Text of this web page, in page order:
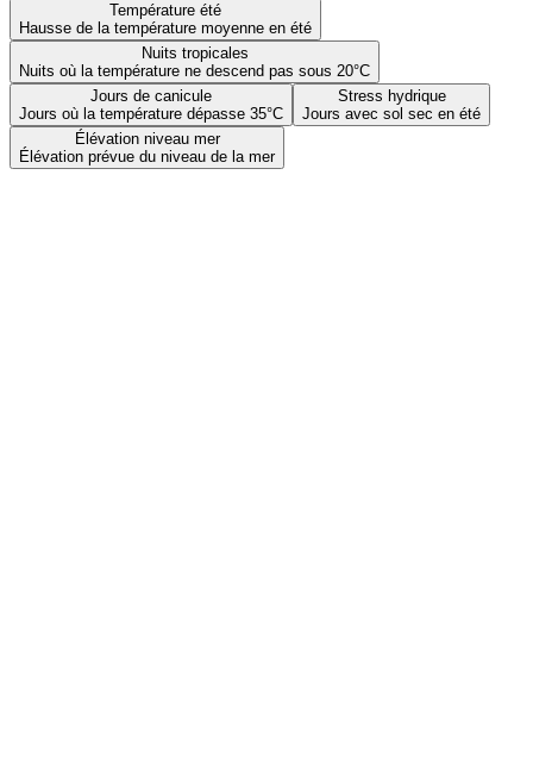
Température été
Hausse de la température moyenne en été
Nuits tropicales
Nuits où la température ne descend pas sous 20°C
Jours de canicule
Jours où la température dépasse 35°C
Stress hydrique
Jours avec sol sec en été
Élévation niveau mer
Élévation prévue du niveau de la mer